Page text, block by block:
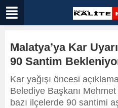
Malatya’ya Kar
90 Santim
Kar yağışı öncesi
Belediye Başkanı Mehmet
bazı ilçelerde 90 santimi